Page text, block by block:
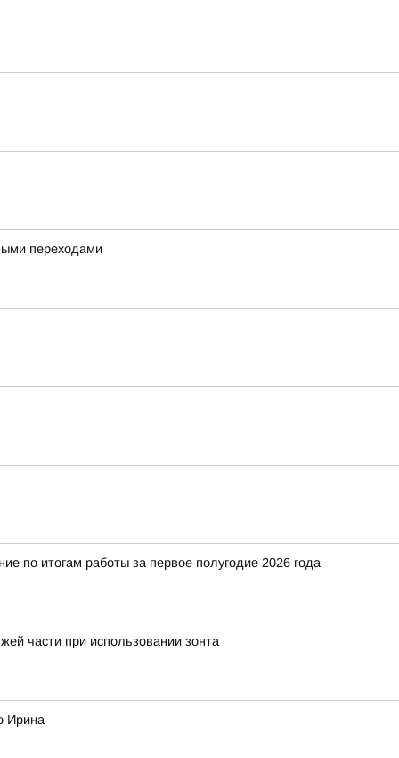
переходами
по итогам работы за первое полугодие 2026 года
части при использовании зонта
Ирина